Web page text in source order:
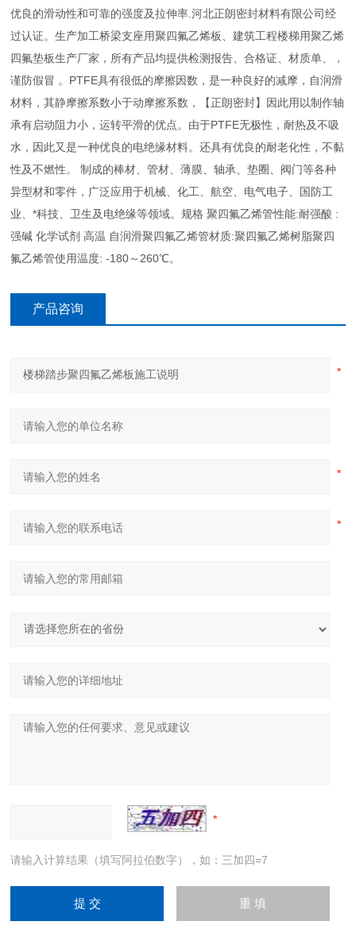
优良的滑动性和可靠的强度及拉伸率.河北正朗密封材料有限公司经
过认证。生产加工桥梁支座用聚四氟乙烯板、建筑工程楼梯用聚乙烯
四氟垫板生产厂家，所有产品均提供检测报告、合格证、材质单、，
谨防假冒 。PTFE具有很低的摩擦因数，是一种良好的减摩，自润滑
材料，其静摩擦系数小于动摩擦系数，【正朗密封】因此用以制作轴
承有启动阻力小，运转平滑的优点。由于PTFE无极性，耐热及不吸
水，因此又是一种优良的电绝缘材料。还具有优良的耐老化性，不黏
性及不燃性。 制成的棒材、管材、薄膜、轴承、垫圈、阀门等各种
异型材和零件，广泛应用于机械、化工、航空、电气电子、国防工
业、*科技、卫生及电绝缘等领域。规格 聚四氟乙烯管性能:耐强酸 :
强碱 化学试剂 高温 自润滑聚四氟乙烯管材质:聚四氟乙烯树脂聚四
氟乙烯管使用温度: -180～260℃。
产品咨询
请输入计算结果（填写阿拉伯数字），如：三加四=7